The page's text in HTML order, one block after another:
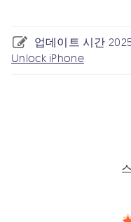
업데이트 시간
Unlock iPhone